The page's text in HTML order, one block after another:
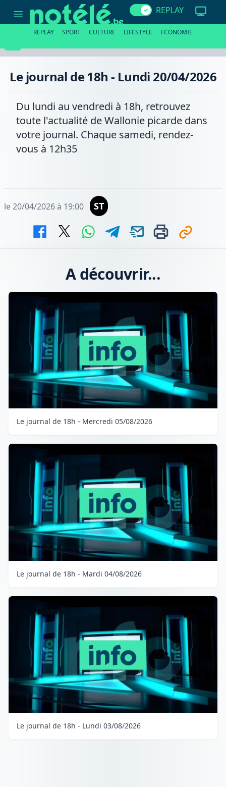
journal
20/04/2026
REPLAY
REPLAY SPORT CULTURE LIFESTYLE ECONOMIE
Le journal de 18h - Lundi 20/04/2026
Du lundi au vendredi à 18h, retrouvez
toute l'actualité de Wallonie picarde dans
votre journal. Chaque samedi, rendez-
vous à 12h35
le 20/04/2026 à 19:00 ST
A découvrir...
Le journal de 18h - Mercredi 05/08/2026
Le journal de 18h - Mardi 04/08/2026
Le journal de 18h - Lundi 03/08/2026